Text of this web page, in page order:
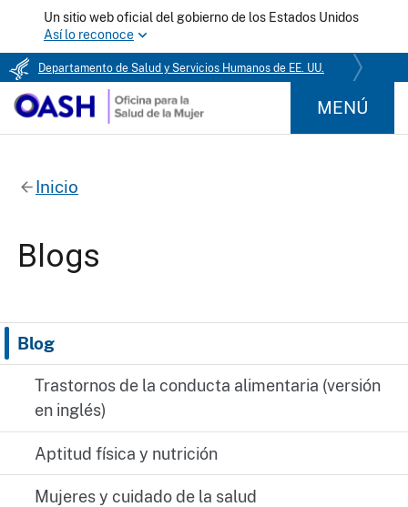
Un sitio web oficial del gobierno de los Estados Unidos
Así lo reconoce
Departamento de Salud y Servicios Humanos de EE. UU.
MENÚ
Inicio
Blog
Trastornos de la conducta alimentaria (versión
en inglés)
Aptitud física y nutrición
Mujeres y cuidado de la salud
Blogs